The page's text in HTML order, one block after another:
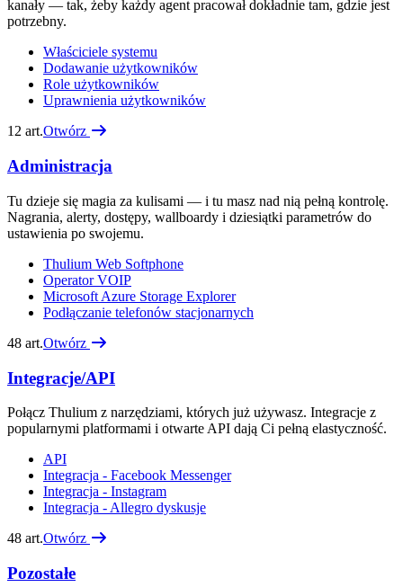
kanały — tak, żeby każdy agent pracował dokładnie tam, gdzie jest
potrzebny.
Właściciele systemu
Dodawanie użytkowników
Role użytkowników
Uprawnienia użytkowników
12 art.Otwórz
Administracja
Tu dzieje się magia za kulisami — i tu masz nad nią pełną kontrolę.
Nagrania, alerty, dostępy, wallboardy i dziesiątki parametrów do
ustawienia po swojemu.
Thulium Web Softphone
Operator VOIP
Microsoft Azure Storage Explorer
Podłączanie telefonów stacjonarnych
48 art.Otwórz
Integracje/API
Połącz Thulium z narzędziami, których już używasz. Integracje z
popularnymi platformami i otwarte API dają Ci pełną elastyczność.
API
Integracja - Facebook Messenger
Integracja - Instagram
Integracja - Allegro dyskusje
48 art.Otwórz
Pozostałe